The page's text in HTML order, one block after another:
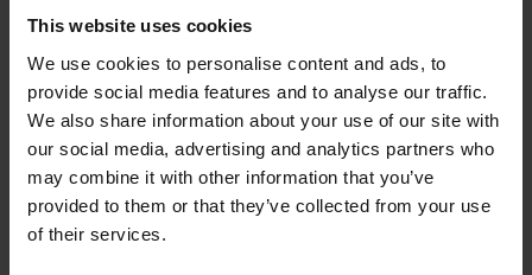
This website uses cookies
We use cookies to personalise content and ads, to
provide social media features and to analyse our traffic.
We also share information about your use of our site with
our social media, advertising and analytics partners who
may combine it with other information that you’ve
provided to them or that they’ve collected from your use
of their services.
ZU DEN BEWERTUNGEN